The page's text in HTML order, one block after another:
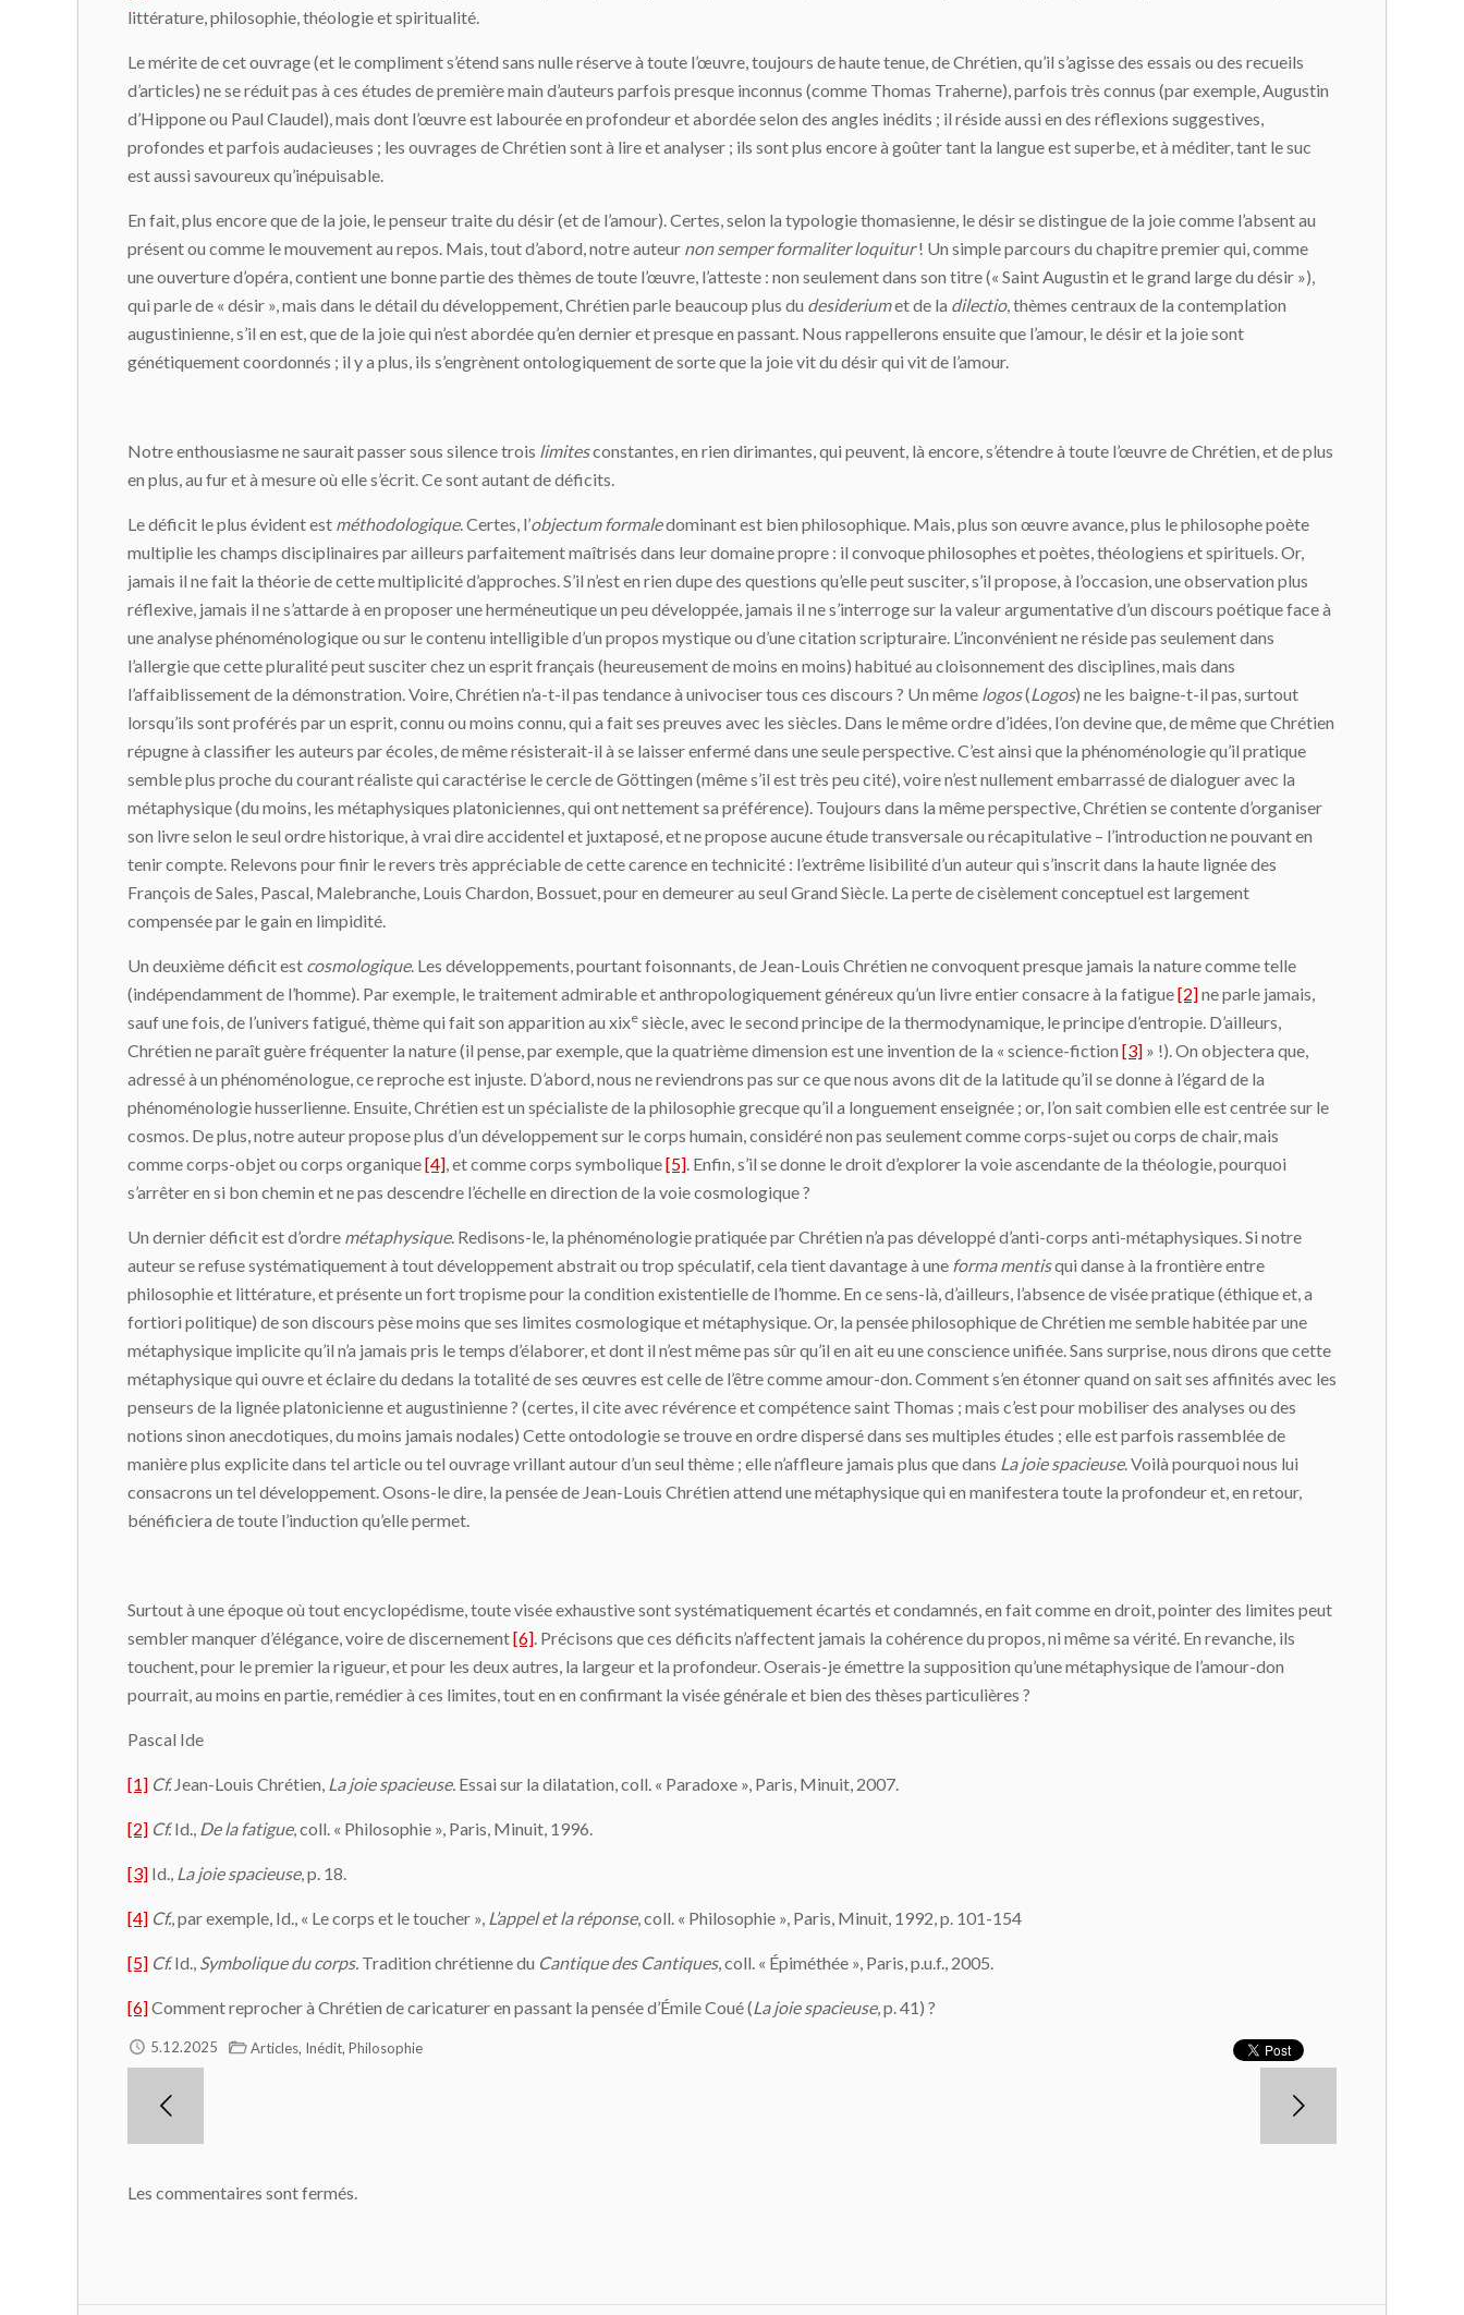
littérature, philosophie, théologie et spiritualité.
Le mérite de cet ouvrage (et le compliment s’étend sans nulle réserve à toute l’œuvre, toujours de haute tenue, de Chrétien, qu’il s’agisse des essais ou des recueils
d’articles) ne se réduit pas à ces études de première main d’auteurs parfois presque inconnus (comme Thomas Traherne), parfois très connus (par exemple, Augustin
d’Hippone ou Paul Claudel), mais dont l’œuvre est labourée en profondeur et abordée selon des angles inédits ; il réside aussi en des réflexions suggestives,
profondes et parfois audacieuses ; les ouvrages de Chrétien sont à lire et analyser ; ils sont plus encore à goûter tant la langue est superbe, et à méditer, tant le suc
est aussi savoureux qu’inépuisable.
En fait, plus encore que de la joie, le penseur traite du désir (et de l’amour). Certes, selon la typologie thomasienne, le désir se distingue de la joie comme l’absent au
présent ou comme le mouvement au repos. Mais, tout d’abord, notre auteur non semper formaliter loquitur! Un simple parcours du chapitre premier qui, comme
une ouverture d’opéra, contient une bonne partie des thèmes de toute l’œuvre, l’atteste : non seulement dans son titre (« Saint Augustin et le grand large du désir »),
qui parle de « désir », mais dans le détail du développement, Chrétien parle beaucoup plus du desideriumet de la dilectio, thèmes centraux de la contemplation
augustinienne, s’il en est, que de la joie qui n’est abordée qu’en dernier et presque en passant. Nous rappellerons ensuite que l’amour, le désir et la joie sont
génétiquement coordonnés ; il y a plus, ils s’engrènent ontologiquement de sorte que la joie vit du désir qui vit de l’amour.
Notre enthousiasme ne saurait passer sous silence trois limitesconstantes, en rien dirimantes, qui peuvent, là encore, s’étendre à toute l’œuvre de Chrétien, et de plus
en plus, au fur et à mesure où elle s’écrit. Ce sont autant de déficits.
Le déficit le plus évident est méthodologique. Certes, l’objectum formaledominant est bien philosophique. Mais, plus son œuvre avance, plus le philosophe poète
multiplie les champs disciplinaires par ailleurs parfaitement maîtrisés dans leur domaine propre : il convoque philosophes et poètes, théologiens et spirituels. Or,
jamais il ne fait la théorie de cette multiplicité d’approches. S’il n’est en rien dupe des questions qu’elle peut susciter, s’il propose, à l’occasion, une observation plus
réflexive, jamais il ne s’attarde à en proposer une herméneutique un peu développée, jamais il ne s’interroge sur la valeur argumentative d’un discours poétique face à
une analyse phénoménologique ou sur le contenu intelligible d’un propos mystique ou d’une citation scripturaire. L’inconvénient ne réside pas seulement dans
l’allergie que cette pluralité peut susciter chez un esprit français (heureusement de moins en moins) habitué au cloisonnement des disciplines, mais dans
l’affaiblissement de la démonstration. Voire, Chrétien n’a-t-il pas tendance à univociser tous ces discours ? Un même logos(Logos) ne les baigne-t-il pas, surtout
lorsqu’ils sont proférés par un esprit, connu ou moins connu, qui a fait ses preuves avec les siècles. Dans le même ordre d’idées, l’on devine que, de même que Chrétien
répugne à classifier les auteurs par écoles, de même résisterait-il à se laisser enfermé dans une seule perspective. C’est ainsi que la phénoménologie qu’il pratique
semble plus proche du courant réaliste qui caractérise le cercle de Göttingen (même s’il est très peu cité), voire n’est nullement embarrassé de dialoguer avec la
métaphysique (du moins, les métaphysiques platoniciennes, qui ont nettement sa préférence). Toujours dans la même perspective, Chrétien se contente d’organiser
son livre selon le seul ordre historique, à vrai dire accidentel et juxtaposé, et ne propose aucune étude transversale ou récapitulative – l’introduction ne pouvant en
tenir compte. Relevons pour finir le revers très appréciable de cette carence en technicité : l’extrême lisibilité d’un auteur qui s’inscrit dans la haute lignée des
François de Sales, Pascal, Malebranche, Louis Chardon, Bossuet, pour en demeurer au seul Grand Siècle. La perte de cisèlement conceptuel est largement
compensée par le gain en limpidité.
Un deuxième déficit est cosmologique. Les développements, pourtant foisonnants, de Jean-Louis Chrétien ne convoquent presque jamais la nature comme telle
(indépendamment de l’homme). Par exemple, le traitement admirable et anthropologiquement généreux qu’un livre entier consacre à la fatigue[2]ne parle jamais,
sauf une fois, de l’univers fatigué, thème qui fait son apparition au xixe siècle, avec le second principe de la thermodynamique, le principe d’entropie. D’ailleurs,
Chrétien ne paraît guère fréquenter la nature (il pense, par exemple, que la quatrième dimension est une invention de la « science-fiction [3] » !). On objectera que,
adressé à un phénoménologue, ce reproche est injuste. D’abord, nous ne reviendrons pas sur ce que nous avons dit de la latitude qu’il se donne à l’égard de la
phénoménologie husserlienne. Ensuite, Chrétien est un spécialiste de la philosophie grecque qu’il a longuement enseignée ; or, l’on sait combien elle est centrée sur le
cosmos. De plus, notre auteur propose plus d’un développement sur le corps humain, considéré non pas seulement comme corps-sujet ou corps de chair, mais
comme corps-objet ou corps organique[4], et comme corps symbolique[5]. Enfin, s’il se donne le droit d’explorer la voie ascendante de la théologie, pourquoi
s’arrêter en si bon chemin et ne pas descendre l’échelle en direction de la voie cosmologique ?
Un dernier déficit est d’ordre métaphysique. Redisons-le, la phénoménologie pratiquée par Chrétien n’a pas développé d’anti-corps anti-métaphysiques. Si notre
auteur se refuse systématiquement à tout développement abstrait ou trop spéculatif, cela tient davantage à une forma mentisqui danse à la frontière entre
philosophie et littérature, et présente un fort tropisme pour la condition existentielle de l’homme. En ce sens-là, d’ailleurs, l’absence de visée pratique (éthique et, a
fortiori politique) de son discours pèse moins que ses limites cosmologique et métaphysique. Or, la pensée philosophique de Chrétien me semble habitée par une
métaphysique implicite qu’il n’a jamais pris le temps d’élaborer, et dont il n’est même pas sûr qu’il en ait eu une conscience unifiée. Sans surprise, nous dirons que cette
métaphysique qui ouvre et éclaire du dedans la totalité de ses œuvres est celle de l’être comme amour-don. Comment s’en étonner quand on sait ses affinités avec les
penseurs de la lignée platonicienne et augustinienne ? (certes, il cite avec révérence et compétence saint Thomas ; mais c’est pour mobiliser des analyses ou des
notions sinon anecdotiques, du moins jamais nodales) Cette ontodologie se trouve en ordre dispersé dans ses multiples études ; elle est parfois rassemblée de
manière plus explicite dans tel article ou tel ouvrage vrillant autour d’un seul thème ; elle n’affleure jamais plus que dans La joie spacieuse. Voilà pourquoi nous lui
consacrons un tel développement. Osons-le dire, la pensée de Jean-Louis Chrétien attend une métaphysique qui en manifestera toute la profondeur et, en retour,
bénéficiera de toute l’induction qu’elle permet.
Surtout à une époque où tout encyclopédisme, toute visée exhaustive sont systématiquement écartés et condamnés, en fait comme en droit, pointer des limites peut
sembler manquer d’élégance, voire de discernement[6]. Précisons que ces déficits n’affectent jamais la cohérence du propos, ni même sa vérité. En revanche, ils
touchent, pour le premier la rigueur, et pour les deux autres, la largeur et la profondeur. Oserais-je émettre la supposition qu’une métaphysique de l’amour-don
pourrait, au moins en partie, remédier à ces limites, tout en en confirmant la visée générale et bien des thèses particulières ?
Pascal Ide
[1] Cf. Jean-Louis Chrétien, La joie spacieuse. Essai sur la dilatation, coll. « Paradoxe », Paris, Minuit, 2007.
[2] Cf.Id., De la fatigue, coll. « Philosophie », Paris, Minuit, 1996.
[3] Id., La joie spacieuse, p. 18.
[4] Cf., par exemple, Id., « Le corps et le toucher », L’appel et la réponse, coll. « Philosophie », Paris, Minuit, 1992, p. 101-154
[5] Cf.Id., Symbolique du corps. Tradition chrétienne du Cantique des Cantiques, coll. « Épiméthée », Paris, p.u.f., 2005.
[6]Comment reprocher à Chrétien de caricaturer en passant la pensée d’Émile Coué (La joie spacieuse, p. 41) ?
5.12.2025 Articles, Inédit, Philosophie
Les commentaires sont fermés.